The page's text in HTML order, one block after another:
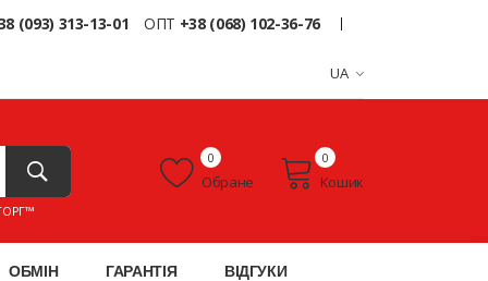
(093) 313-13-01 ОПТ +38 (068) 102-36-76
UA
Обране
0
Кошик
0
ОБМІН ГАРАНТІЯ ВІДГУКИ